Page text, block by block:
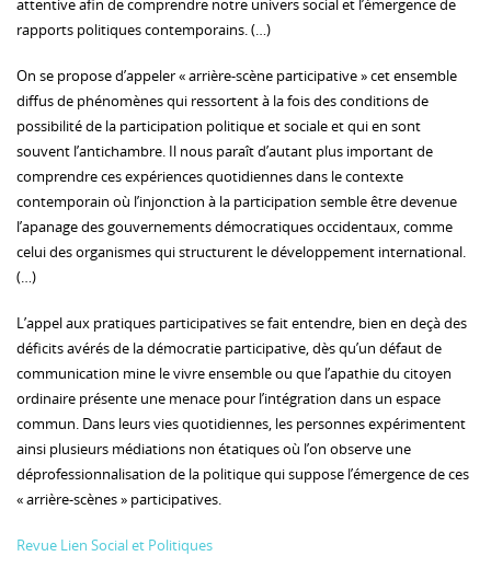
attentive afin de comprendre notre univers social et l’émergence de
rapports politiques contemporains. (…)
On se propose d’appeler « arrière-scène participative » cet ensemble
diffus de phénomènes qui ressortent à la fois des conditions de
possibilité de la participation politique et sociale et qui en sont
souvent l’antichambre. Il nous paraît d’autant plus important de
comprendre ces expériences quotidiennes dans le contexte
contemporain où l’injonction à la participation semble être devenue
l’apanage des gouvernements démocratiques occidentaux, comme
celui des organismes qui structurent le développement international.
(…)
L’appel aux pratiques participatives se fait entendre, bien en deçà des
déficits avérés de la démocratie participative, dès qu’un défaut de
communication mine le vivre ensemble ou que l’apathie du citoyen
ordinaire présente une menace pour l’intégration dans un espace
commun. Dans leurs vies quotidiennes, les personnes expérimentent
ainsi plusieurs médiations non étatiques où l’on observe une
déprofessionnalisation de la politique qui suppose l’émergence de ces
« arrière-scènes » participatives.
Revue Lien Social et Politiques